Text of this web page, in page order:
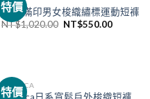
特價
MLB 滿印男女梭織繡標運動短褲
NT$1,020.00 NT$550.00
特價
NAUTICA